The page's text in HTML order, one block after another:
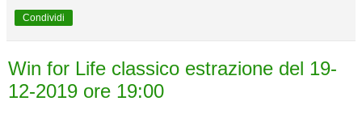
Condividi
Win for Life classico estrazione del 19-
12-2019 ore 19:00